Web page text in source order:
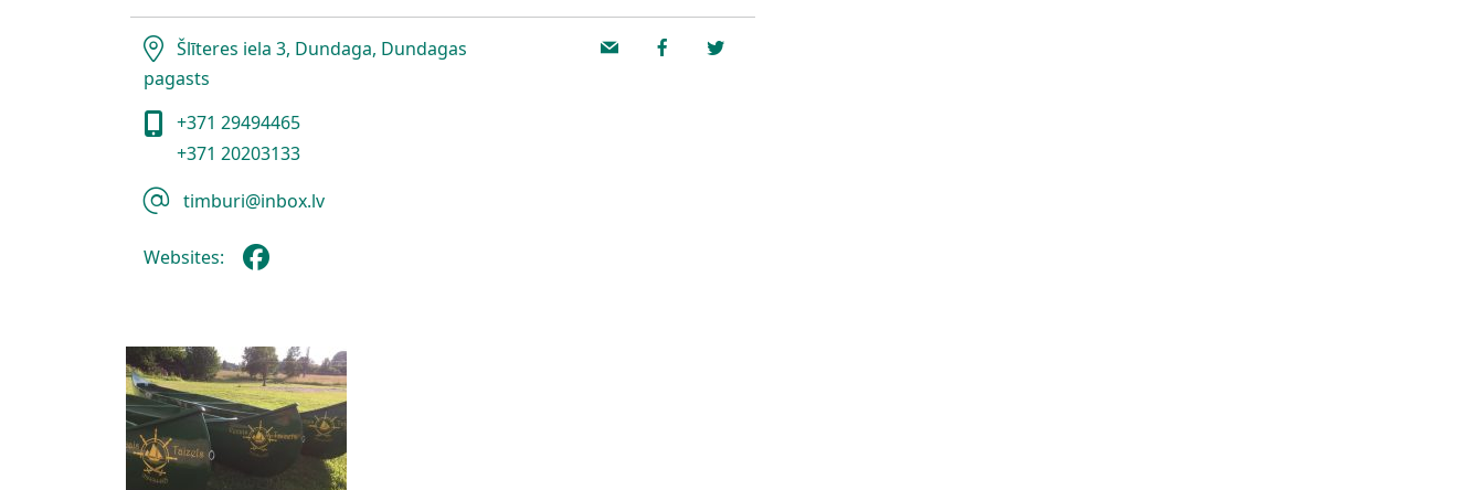
Šlīteres iela 3, Dundaga, Dundagas
pagasts
+371 29494465
+371 20203133
timburi@inbox.lv
Websites: